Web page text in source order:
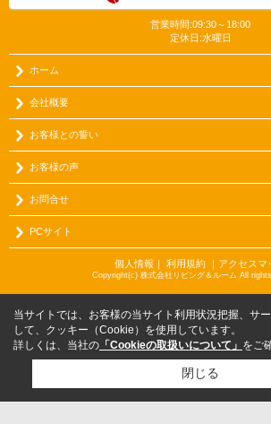
営業時間:09:30～18:00
定休日:水曜日
ホーム
会社概要
お客様との誓い
お客様の声
お問合せ
PCサイト
個人情報 利用規約｜ アクセスマ
Copyright(c) 株式会社リビング＆ルーム All
当サイトでは、お客様の当サイト利用状況把握、サ
して、クッキー（Cookie）を使用しています。
詳しくは、当社の 「Cookieの取扱いについて」 をご
閉じる